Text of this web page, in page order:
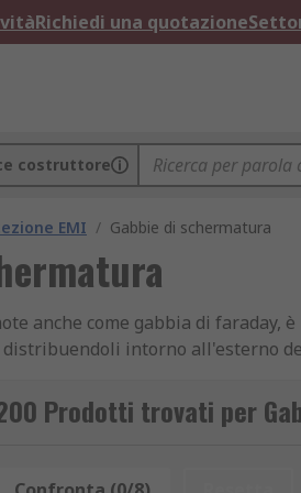
Richiedi una quotazione
costruttore
EMI / Gabbie di schermatura
anche come gabbia di
intorno all'esterno
essere utilizzata per fornire una
le correnti elettriche e le
Prodotti trovati per